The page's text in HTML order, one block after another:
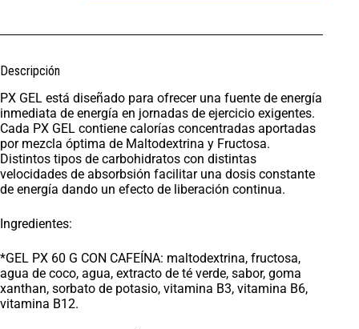
Descripción
PX GEL está diseñado para ofrecer una fuente de energía
inmediata de energía en jornadas de ejercicio exigentes.
Cada PX GEL contiene calorías concentradas aportadas
por mezcla óptima de Maltodextrina y Fructosa.
Distintos tipos de carbohidratos con distintas
velocidades de absorbsión facilitar una dosis constante
de energía dando un efecto de liberación continua.
Ingredientes:
*GEL PX 60 G CON CAFEÍNA: maltodextrina, fructosa,
agua de coco, agua, extracto de té verde, sabor, goma
xanthan, sorbato de potasio, vitamina B3, vitamina B6,
vitamina B12.